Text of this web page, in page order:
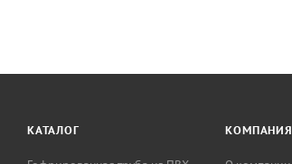
КАТАЛОГ КОМПАНИЯ